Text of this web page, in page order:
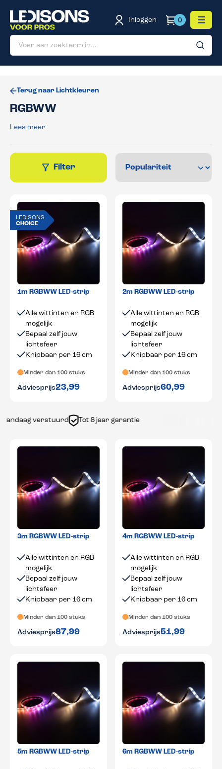
hoofdinhoud
Inloggen
0
Terug naar Lichtkleuren
RGBWW
Lees meer
Filter
LEDISONS
CHOICE
1m RGBWW LED-strip
Alle wittinten en RGB
mogelijk
Bepaal zelf jouw
lichtsfeer
Knipbaar per 16 cm
Minder dan 100 stuks
Adviesprijs23,99
2m RGBWW LED-strip
Alle wittinten en RGB
mogelijk
Bepaal zelf jouw
lichtsfeer
Knipbaar per 16 cm
Minder dan 100 stuks
Adviesprijs60,99
verstuurd Tot 8 jaar garantie
3m RGBWW LED-strip
Alle wittinten en RGB
mogelijk
Bepaal zelf jouw
lichtsfeer
Knipbaar per 16 cm
Minder dan 100 stuks
Adviesprijs87,99
4m RGBWW LED-strip
Alle wittinten en RGB
mogelijk
Bepaal zelf jouw
lichtsfeer
Knipbaar per 16 cm
Minder dan 100 stuks
Adviesprijs51,99
5m RGBWW LED-strip 6m RGBWW LED-strip